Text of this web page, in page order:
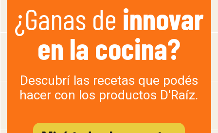
¿Ganas de innovar
en la cocina?
Descubrí las recetas que podés
hacer con los productos D'Raíz.